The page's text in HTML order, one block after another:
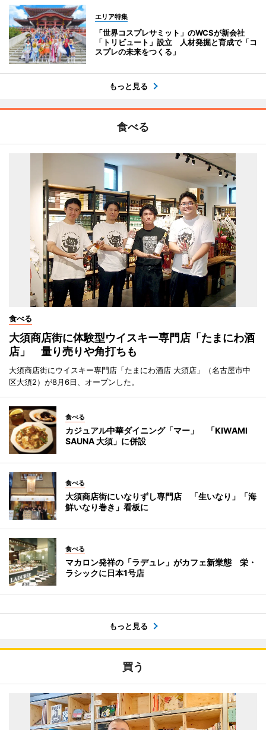
エリア特集
「世界コスプレサミット」のWCSが新会社
「トリビュート」設立 人材発掘と育成で「コ
スプレの未来をつくる」
もっと見る
食べる
食べる
大須商店街に体験型ウイスキー専門店「たまにわ酒
店」 量り売りや角打ちも
大須商店街にウイスキー専門店「たまにわ酒店 大須店」（名古屋市中
区大須2）が8月6日、オープンした。
食べる
カジュアル中華ダイニング「マー」 「KIWAMI
SAUNA 大須」に併設
食べる
大須商店街にいなりずし専門店 「生いなり」「海
鮮いなり巻き」看板に
食べる
マカロン発祥の「ラデュレ」がカフェ新業態 栄・
ラシックに日本1号店
もっと見る
買う